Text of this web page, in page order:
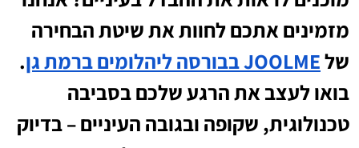
מזמינים אתכם לחוות את שיטת הבחירה
שלJOOLME בבורסה ליהלומים ברמת גן
.
בואו לעצב את הרגע שלכם בסביבה
טכנולוגית, שקופה ובגובה העיניים – בדיוק